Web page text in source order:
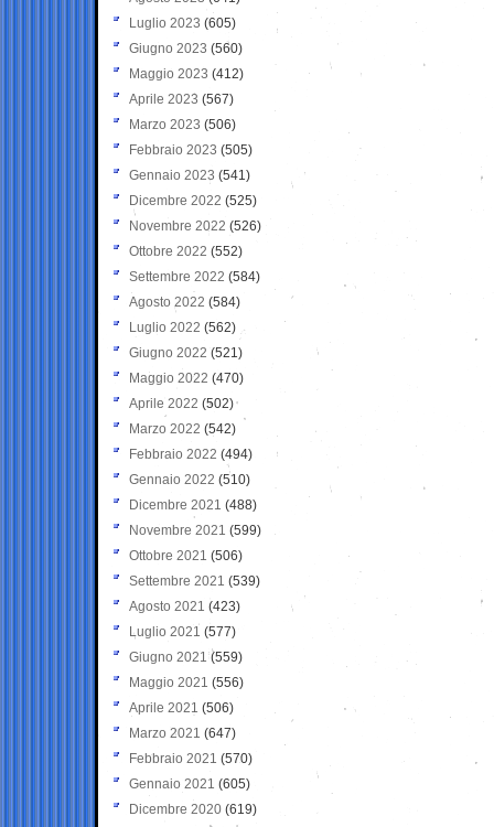
Luglio 2023 (605)
Giugno 2023 (560)
Maggio 2023 (412)
Aprile 2023 (567)
Marzo 2023 (506)
Febbraio 2023 (505)
Gennaio 2023 (541)
Dicembre 2022 (525)
Novembre 2022 (526)
Ottobre 2022 (552)
Settembre 2022 (584)
Agosto 2022 (584)
Luglio 2022 (562)
Giugno 2022 (521)
Maggio 2022 (470)
Aprile 2022 (502)
Marzo 2022 (542)
Febbraio 2022 (494)
Gennaio 2022 (510)
Dicembre 2021 (488)
Novembre 2021 (599)
Ottobre 2021 (506)
Settembre 2021 (539)
Agosto 2021 (423)
Luglio 2021 (577)
Giugno 2021(559)
Maggio 2021 (556)
Aprile 2021 (506)
Marzo 2021 (647)
Febbraio 2021 (570)
Gennaio 2021 (605)
Dicembre 2020 (619)